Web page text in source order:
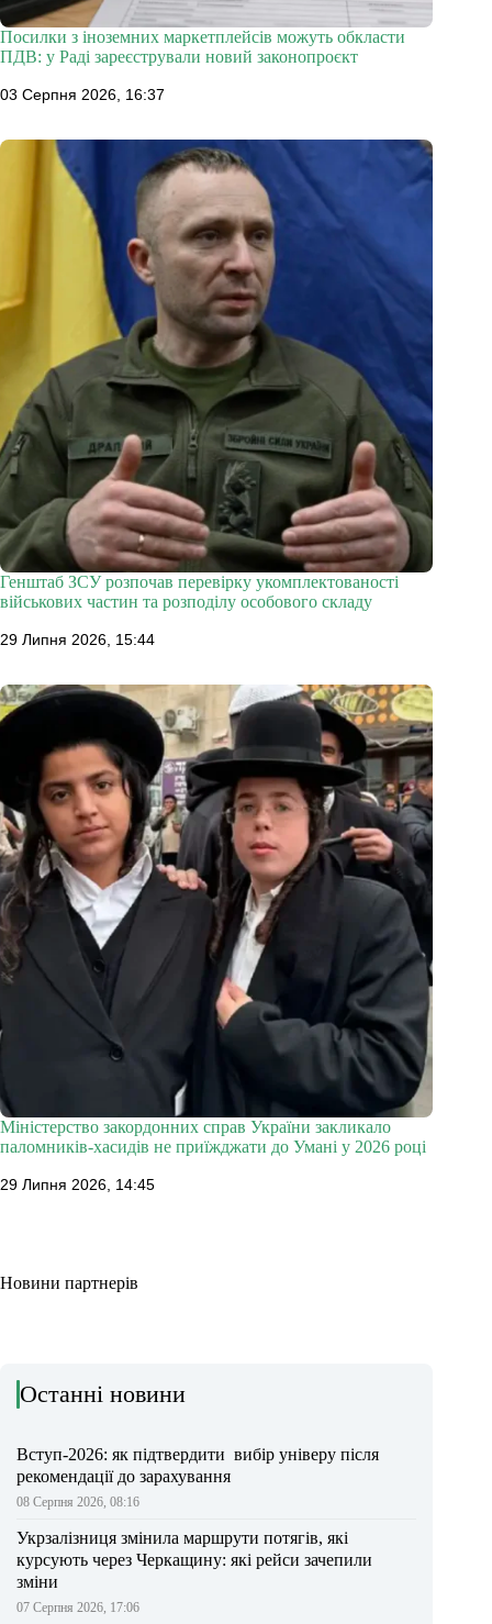
Посилки з іноземних маркетплейсів можуть обкласти
ПДВ: у Раді зареєстрували новий законопроєкт
03 Серпня 2026, 16:37
Генштаб ЗСУ розпочав перевірку укомплектованості
військових частин та розподілу особового складу
29 Липня 2026, 15:44
Міністерство закордонних справ України закликало
паломників-хасидів не приїжджати до Умані у 2026 році
29 Липня 2026, 14:45
Новини партнерів
Останні новини
Вступ-2026: як підтвердити вибір універу після
рекомендації до зарахування
08 Серпня 2026, 08:16
Укрзалізниця змінила маршрути потягів, які
курсують через Черкащину: які рейси зачепили
зміни
07 Серпня 2026, 17:06